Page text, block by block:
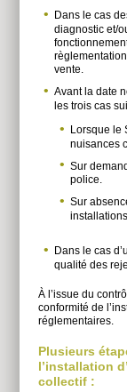
Dans le cas
diagnostic et/
vente.
Avant la date
les trois cas
Lorsque le
nuisances
Sur
police.
Sur
Dans le cas
qualité des
À l’issue du
conformité de
réglementaires.
Plusieurs
l’installation
collectif :